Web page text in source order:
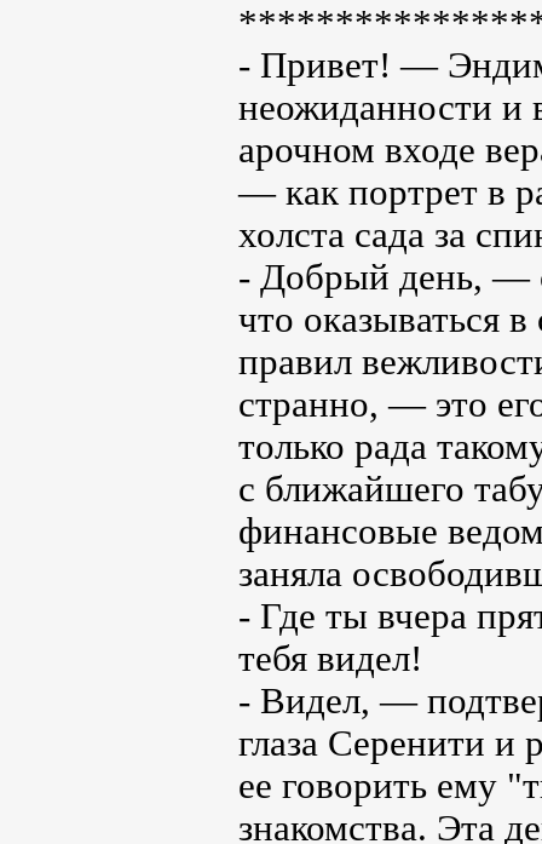
- Привет! —
неожиданности и
арочном входе
— как портрет в
холста сада за
- Добрый день, —
что оказываться
правил
странно, — это
только рада
с ближайшего
финансовые
заняла
- Где ты вчера
тебя видел!
- Видел, —
глаза Серенити и
ее говорить ему
знакомства. Эта